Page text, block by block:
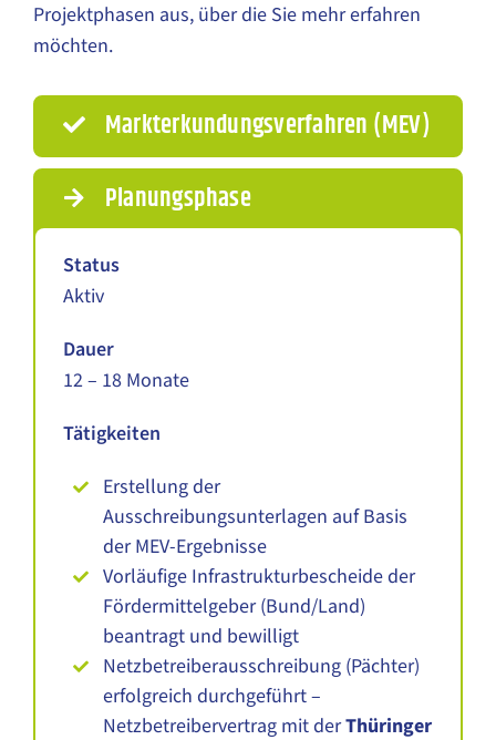
Projektphasen aus, über die Sie mehr erfahren
möchten.
Markterkundungsverfahren (MEV)
Planungsphase
Status
Aktiv
Dauer
12 – 18 Monate
Tätigkeiten
Erstellung der
Ausschreibungsunterlagen auf Basis
der MEV-Ergebnisse
Vorläufige Infrastrukturbescheide der
Fördermittelgeber (Bund/Land)
beantragt und bewilligt
Netzbetreiberausschreibung (Pächter)
erfolgreich durchgeführt –
Netzbetreibervertrag mit derThüringer